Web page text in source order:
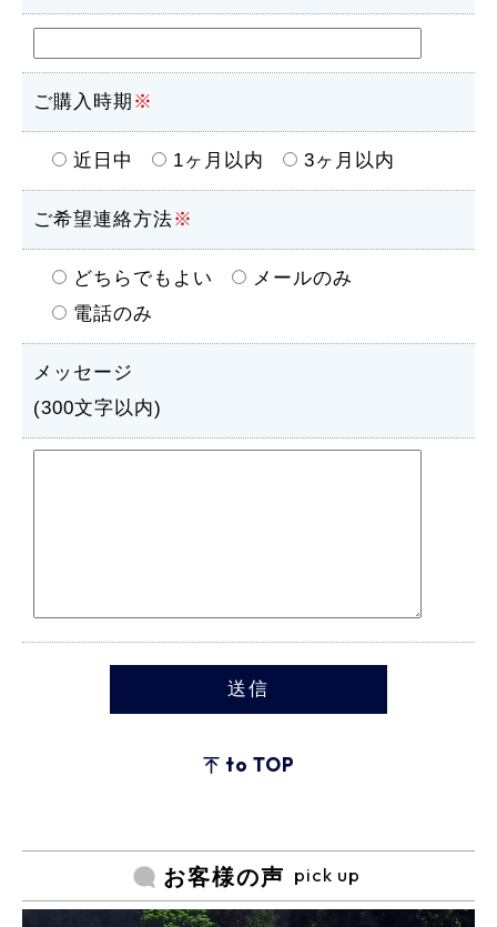
ご購入時期 ※
近日中 1ヶ月以内 3ヶ月以内
ご希望連絡方法※
どちらでもよい
メールのみ
電話のみ
メッセージ
(300文字以内)
to TOP
お客様の声 pick up